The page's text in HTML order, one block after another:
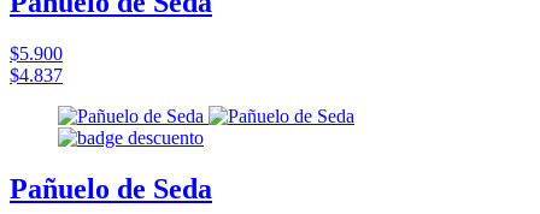
$5.900
$4.837
Pañuelo de Seda